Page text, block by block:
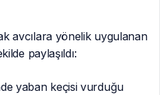
avcılara yönelik uygulanan
paylaşıldı:
yaban keçisi vurduğu